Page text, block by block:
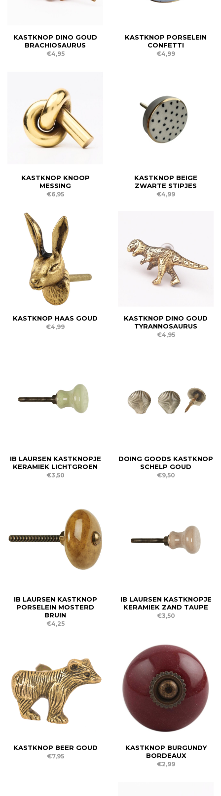
KASTKNOP DINO GOUD
BRACHIOSAURUS
€4,95
KASTKNOP PORSELEIN
CONFETTI
€4,99
KASTKNOP KNOOP
MESSING
€6,95
KASTKNOP BEIGE
ZWARTE STIPJES
€4,99
KASTKNOP HAAS GOUD
€4,99
KASTKNOP DINO GOUD
TYRANNOSAURUS
€4,95
IB LAURSEN KASTKNOPJE
KERAMIEK LICHTGROEN
€3,50
DOING GOODS KASTKNOP
SCHELP GOUD
€9,50
IB LAURSEN KASTKNOP
PORSELEIN MOSTERD
BRUIN
€4,25
IB LAURSEN KASTKNOPJE
KERAMIEK ZAND TAUPE
€3,50
KASTKNOP BEER GOUD
€7,95
KASTKNOP BURGUNDY
BORDEAUX
€2,99